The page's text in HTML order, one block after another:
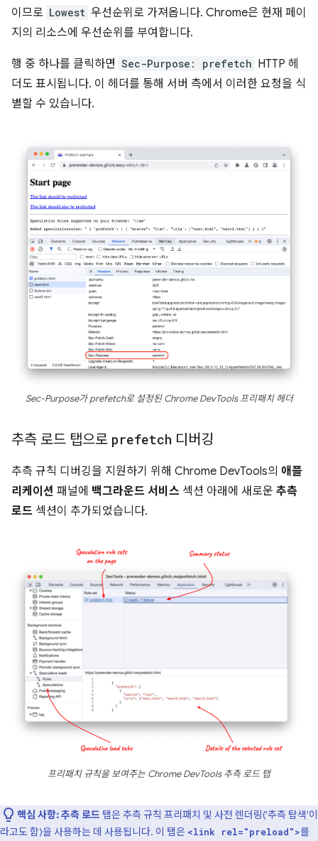
이므로 Lowest 우선순위로 가져옵니다. Chrome은 현재 페이
지의 리소스에 우선순위를 부여합니다.
행 중 하나를 클릭하면 Sec-Purpose: prefetch HTTP 헤
더도 표시됩니다. 이 헤더를 통해 서버 측에서 이러한 요청을 식
별할 수 있습니다.
Sec-Purpose가 prefetch로 설정된 Chrome DevTools 프리패치 헤더
추측 로드 탭으로 prefetch 디버깅
추측 규칙 디버깅을 지원하기 위해 Chrome DevTools의 애플
리케이션 패널에 백그라운드 서비스 섹션 아래에 새로운 추측
로드 섹션이 추가되었습니다.
프리패치 규칙을 보여주는 Chrome DevTools 추측 로드 탭
핵심 사항:추측 로드 탭은 추측 규칙 프리패치 및 사전 렌더링('추측 탐색'이
라고도 함)을 사용하는 데 사용됩니다. 이 탭은 <link rel="preload">를